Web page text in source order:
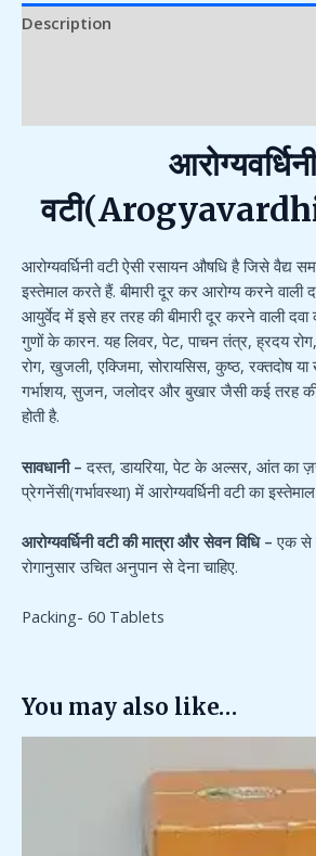
Description
आरोग्यवर्धिनी
आरोग्यवर्धिनी वटी ऐसी रसायन औषधि है जिसे वैद्य
इस्तेमाल करते हैं. बीमारी दूर कर आरोग्य करने वाली
आयुर्वेद में इसे हर तरह की बीमारी दूर करने वाली
गुणों के कारन. यह लिवर, पेट, पाचन तंत्र, ह्रदय
रोग, खुजली, एक्जिमा, सोरायसिस, कुष्ठ, रक्तदोष
गर्भाशय, सुजन, जलोदर और बुखार जैसी कई तरह की
होती है.
सावधानी – दस्त, डायरिया, पेट के अल्सर, आंत का
प्रेगनेंसी(गर्भावस्था) में आरोग्यवर्धिनी वटी का
आरोग्यवर्धिनी वटी की मात्रा और सेवन विधि – एक से
रोगानुसार उचित अनुपान से देना चाहिए.
Packing- 60 Tablets
You may also like…